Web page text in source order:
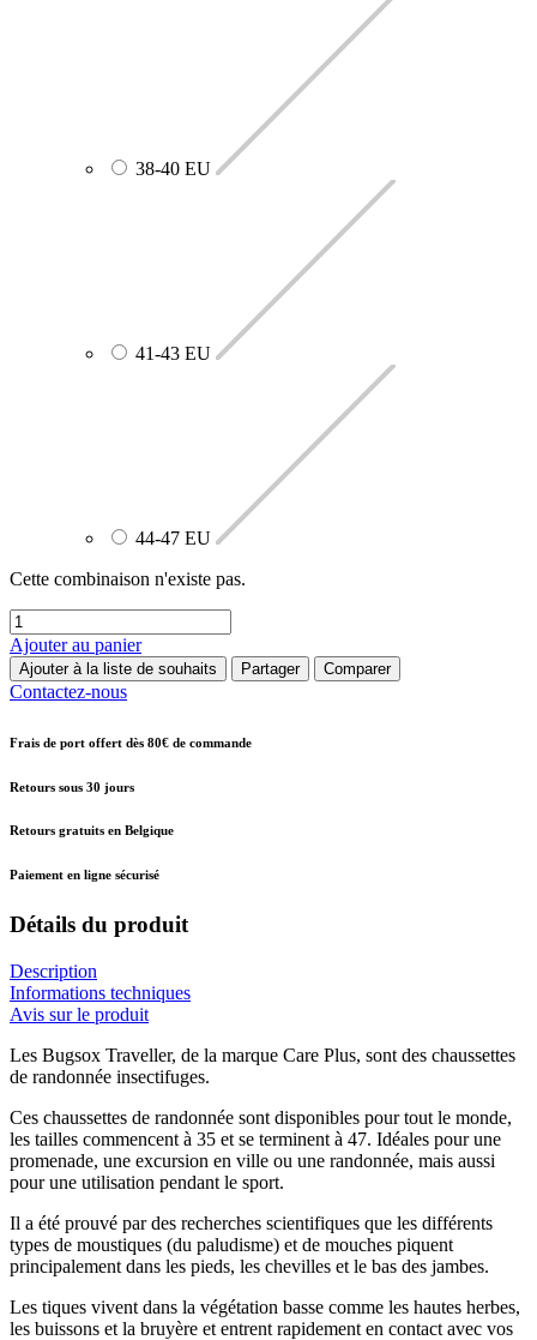
38-40 EU
41-43 EU
44-47 EU
Cette combinaison n'existe pas.
Ajouter au panier
Ajouter à la liste de souhaits Partager Comparer
Contactez-nous
Frais de port offert dès 80€ de commande
Retours sous 30 jours
Retours gratuits en Belgique
Paiement en ligne sécurisé
Détails du produit
Description
Informations techniques
Avis sur le produit
Les Bugsox Traveller, de la marque Care Plus, sont des chaussettes
de randonnée insectifuges.
Ces chaussettes de randonnée sont disponibles pour tout le monde,
les tailles commencent à 35 et se terminent à 47. Idéales pour une
promenade, une excursion en ville ou une randonnée, mais aussi
pour une utilisation pendant le sport.
Il a été prouvé par des recherches scientifiques que les différents
types de moustiques (du paludisme) et de mouches piquent
principalement dans les pieds, les chevilles et le bas des jambes.
Les tiques vivent dans la végétation basse comme les hautes herbes,
les buissons et la bruyère et entrent rapidement en contact avec vos